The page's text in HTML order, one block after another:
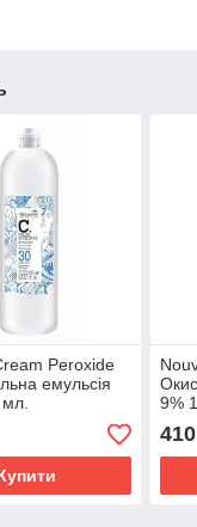
Peroxide
емульсія
мл.
9%
410